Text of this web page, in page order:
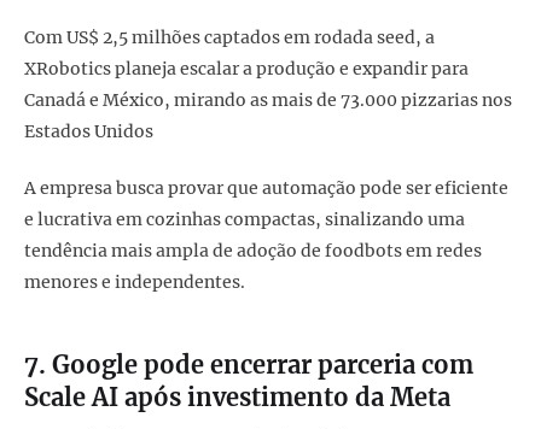
Com US$ 2,5 milhões captados em rodada seed, a
XRobotics planeja escalar a produção e expandir para
Canadá e México, mirando as mais de 73.000 pizzarias nos
Estados Unidos
A empresa busca provar que automação pode ser eficiente
e lucrativa em cozinhas compactas, sinalizando uma
tendência mais ampla de adoção de foodbots em redes
menores e independentes.
7. Google pode encerrar parceria com
Scale AI após investimento da Meta